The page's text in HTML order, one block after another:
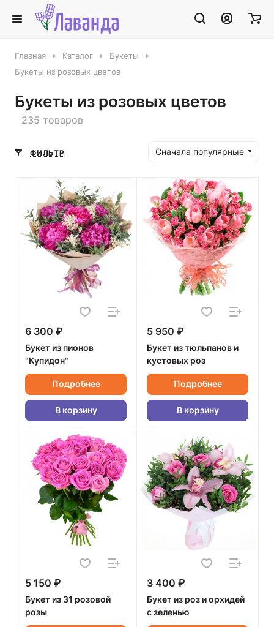
Главная Каталог
Букеты
Букеты из розовых цветов
Букеты из розовых цветов
235 товаров
ФИЛЬТР Сначала популярные
6 300 ₽
Букет из пионов
"Купидон"
Подробнее
В корзину
5 950 ₽
Букет из тюльпанов и
кустовых роз
Подробнее
В корзину
5 150 ₽
Букет из 31 розовой
розы
3 400 ₽
Букет из роз и орхидей
с зеленью